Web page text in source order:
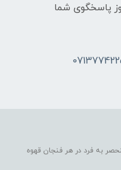
شبانه‌روز پاسخگوی شما
به فرد در هر فنجان قهوه